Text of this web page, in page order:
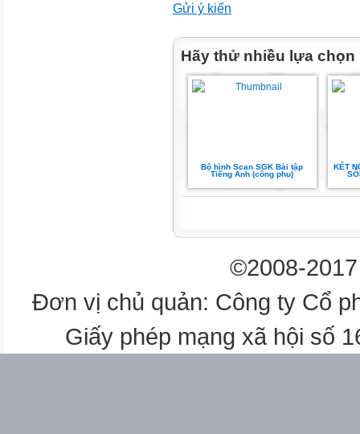
Gửi ý kiến
Hãy thử nhiều lựa chọn
Bộ hình Scan SGK Bài tập
Tiếng Anh (công phu)
KẾT
©2008-
Đơn vị chủ quản: Công ty Cổ
Giấy phép mạng xã hội số